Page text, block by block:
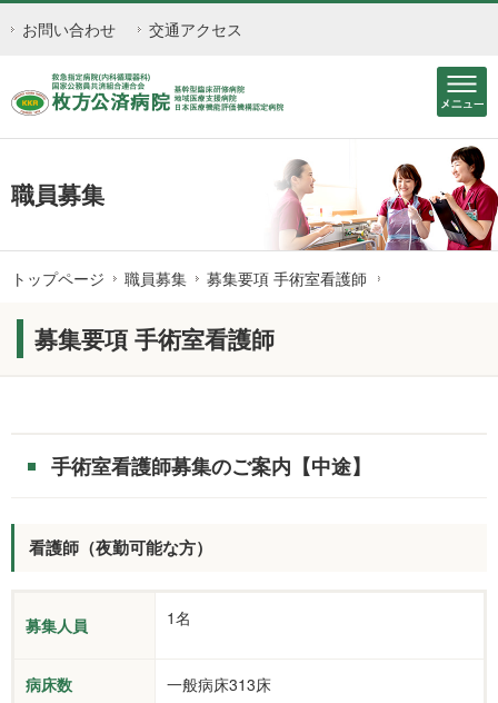
お問い合わせ 交通アクセス
職員募集
トップページ 職員募集 募集要項 手術室看護師
募集要項 手術室看護師
手術室看護師募集のご案内【中途】
看護師（夜勤可能な方）
募集人員 1名
病床数 一般病床313床